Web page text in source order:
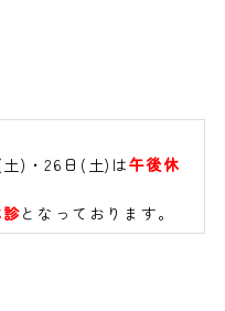
)・26日(土)は午後休
となっております。